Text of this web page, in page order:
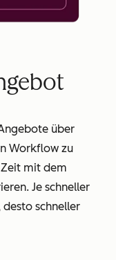
über
Workflow zu
mit dem
Je schneller
schneller